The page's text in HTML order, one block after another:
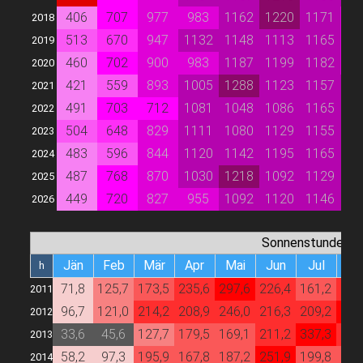
2018 406 707 977 983 1162 1220 1171
2019 513 670 947 1132 1148 1113 1165
2020 460 702 900 983 1187 1199 1182
2021 421 559 893 1005 1288 1123 1157
2022 491 703 712 1081 1048 1086 1165
2023 504 648 829 1111 1080 1129 1155
2024 483 596 844 1120 1142 1195 1165
2025 487 768 870 1030 1218 1092 1129
2026 449 720 827 955 1092 1120 1146
Sonnenstunden
h Jän Feb Mär Apr Mai Jun Jul
2011 71,8 125,7 173,5 235,6 297,6 226,4 161,2
2012 96,7 121,0 214,2 208,9 246,0 216,3 209,2
2013 33,6 45,6 127,7 179,5 169,1 211,2 337,3
2014 58,2 97,3 195,9 167,8 187,2 251,9 199,8